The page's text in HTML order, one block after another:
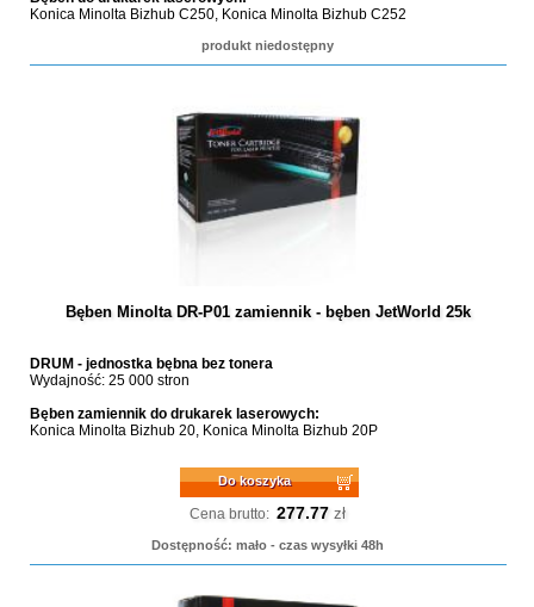
Konica Minolta Bizhub C250, Konica Minolta Bizhub C252
produkt niedostępny
Bęben Minolta DR-P01 zamiennik - bęben JetWorld 25k
DRUM - jednostka bębna bez tonera
Wydajność: 25 000 stron
Bęben zamiennik do drukarek laserowych:
Konica Minolta Bizhub 20, Konica Minolta Bizhub 20P
Do koszyka
Cena brutto: 277.77 zł
Dostępność: mało - czas wysyłki 48h